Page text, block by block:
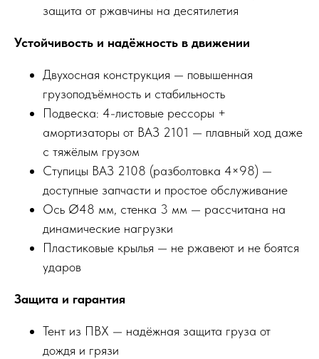
защита от ржавчины на десятилетия
Устойчивость и надёжность в движении
Двухосная конструкция — повышенная
грузоподъёмность и стабильность
Подвеска: 4-листовые рессоры +
амортизаторы от ВАЗ 2101 — плавный ход даже
с тяжёлым грузом
Ступицы ВАЗ 2108 (разболтовка 4×98) —
доступные запчасти и простое обслуживание
Ось Ø48 мм, стенка 3 мм — рассчитана на
динамические нагрузки
Пластиковые крылья — не ржавеют и не боятся
ударов
Защита и гарантия
Тент из ПВХ — надёжная защита груза от
дождя и грязи